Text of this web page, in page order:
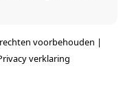
voorbehouden |
verklaring